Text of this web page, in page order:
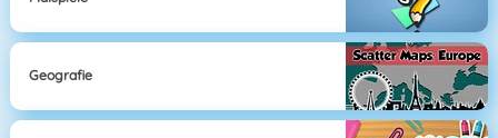
Geografie